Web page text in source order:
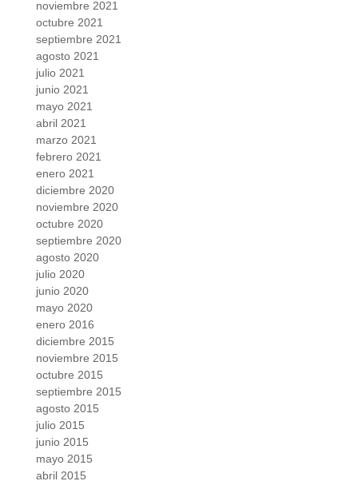
noviembre 2021
octubre 2021
septiembre 2021
agosto 2021
julio 2021
junio 2021
mayo 2021
abril 2021
marzo 2021
febrero 2021
enero 2021
diciembre 2020
noviembre 2020
octubre 2020
septiembre 2020
agosto 2020
julio 2020
junio 2020
mayo 2020
enero 2016
diciembre 2015
noviembre 2015
octubre 2015
septiembre 2015
agosto 2015
julio 2015
junio 2015
mayo 2015
abril 2015